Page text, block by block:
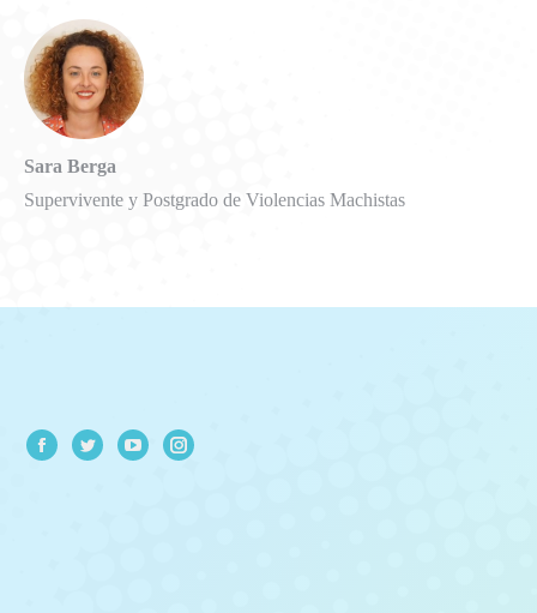
Sara Berga
Supervivente y Postgrado de Violencias Machistas